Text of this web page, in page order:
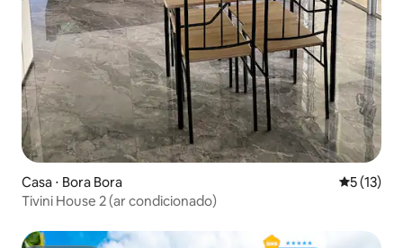
Casa ⋅ Bora Bora 5 de uma
5 (13)
Tivini House 2 (ar condicionado)